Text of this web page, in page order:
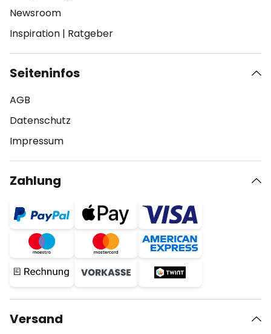
Newsroom
Inspiration | Ratgeber
Seiteninfos
AGB
Datenschutz
Impressum
Zahlung
Versand